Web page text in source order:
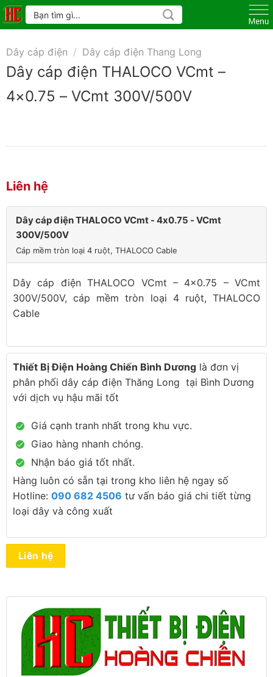
Skip
to
Tìm
kiếm:
Dây cáp điện / Dây cáp điện Thang Long
Dây cáp điện THALOCO VCmt –
4×0.75 – VCmt 300V/500V
Liên hệ
Dây cáp điện THALOCO VCmt - 4x0.75 - VCmt
300V/500V
Cáp mềm tròn loại 4 ruột, THALOCO Cable
Dây cáp điện THALOCO VCmt – 4×0.75 – VCmt
300V/500V, cáp mềm tròn loại 4 ruột, THALOCO
Cable
Thiết Bị Điện Hoàng Chiến Bình Dương là đơn vị
phân phối dây cáp điện Thăng Long tại Bình Dương
với dịch vụ hậu mãi tốt
Giá cạnh tranh nhất trong khu vực.
Giao hàng nhanh chóng.
Nhận báo giá tốt nhất.
Hàng luôn có sẵn tại trong kho liên hệ ngay số
Hotline: 090 682 4506 tư vấn báo giá chi tiết từng
loại dây và công xuất
Liên hệ